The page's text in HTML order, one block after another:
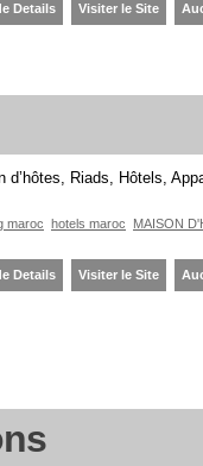
Details Visiter le Site
d’hôtes, Riads, Hôtels,
maroc hotels maroc MAISON
Details Visiter le Site